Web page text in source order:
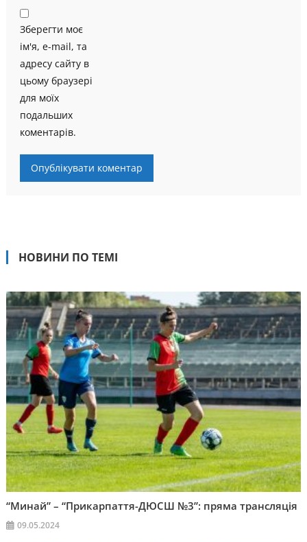
Зберегти моє
ім'я, e-mail, та
адресу сайту в
цьому браузері
для моїх
подальших
коментарів.
НОВИНИ ПО ТЕМІ
“Минай” – “Прикарпаття-ДЮСШ №3”: пряма трансляція
09.05.2024